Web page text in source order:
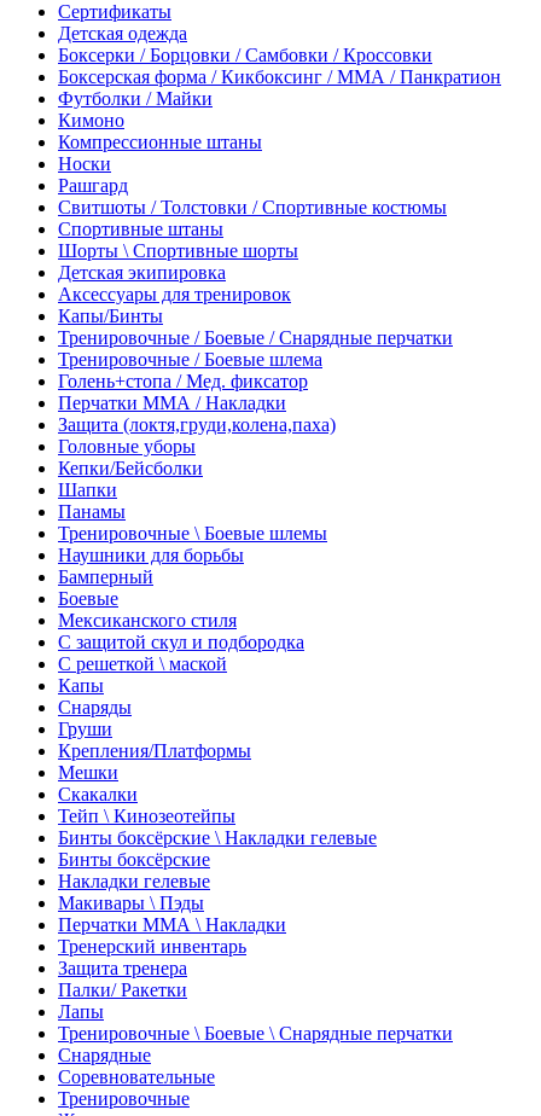
Сертификаты
Детская одежда
Боксерки / Борцовки / Самбовки / Кроссовки
Боксерская форма / Кикбоксинг / ММА / Панкратион
Футболки / Майки
Кимоно
Компрессионные штаны
Носки
Рашгард
Свитшоты / Толстовки / Спортивные костюмы
Спортивные штаны
Шорты \ Спортивные шорты
Детская экипировка
Аксессуары для тренировок
Капы/Бинты
Тренировочные / Боевые / Снарядные перчатки
Тренировочные / Боевые шлема
Голень+стопа / Мед. фиксатор
Перчатки ММА / Накладки
Защита (локтя,груди,колена,паха)
Головные уборы
Кепки/Бейсболки
Шапки
Панамы
Тренировочные \ Боевые шлемы
Наушники для борьбы
Бамперный
Боевые
Мексиканского стиля
С защитой скул и подбородка
С решеткой \ маской
Капы
Снаряды
Груши
Крепления/Платформы
Мешки
Скакалки
Тейп \ Кинозеотейпы
Бинты боксёрские \ Накладки гелевые
Бинты боксёрские
Накладки гелевые
Макивары \ Пэды
Перчатки ММА \ Накладки
Тренерский инвентарь
Защита тренера
Палки/ Ракетки
Лапы
Тренировочные \ Боевые \ Снарядные перчатки
Снарядные
Соревновательные
Тренировочные